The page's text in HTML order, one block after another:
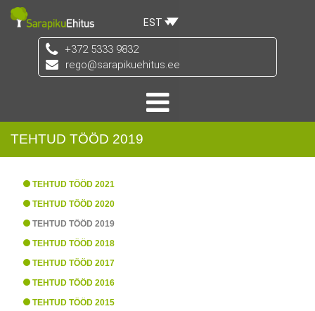
EST
+372 5333 9832
rego@sarapikuehitus.ee
TEHTUD TÖÖD 2019
TEHTUD TÖÖD 2021
TEHTUD TÖÖD 2020
TEHTUD TÖÖD 2019
TEHTUD TÖÖD 2018
TEHTUD TÖÖD 2017
TEHTUD TÖÖD 2016
TEHTUD TÖÖD 2015